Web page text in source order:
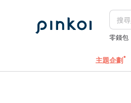
零錢包
主題企劃